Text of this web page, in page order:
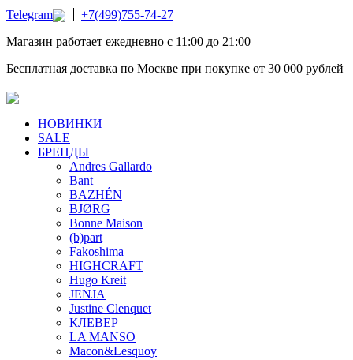
Telegram
+7(499)755-74-27
Магазин работает ежедневно с 11:00 до 21:00
Бесплатная доставка по Москве при покупке от 30 000 рублей
НОВИНКИ
SALE
БРЕНДЫ
Andres Gallardo
Bant
BAZHÉN
BJØRG
Bonne Maison
(b)part
Fakoshima
HIGHCRAFT
Hugo Kreit
JENJA
Justine Clenquet
КЛЕВЕР
LA MANSO
Macon&Lesquoy